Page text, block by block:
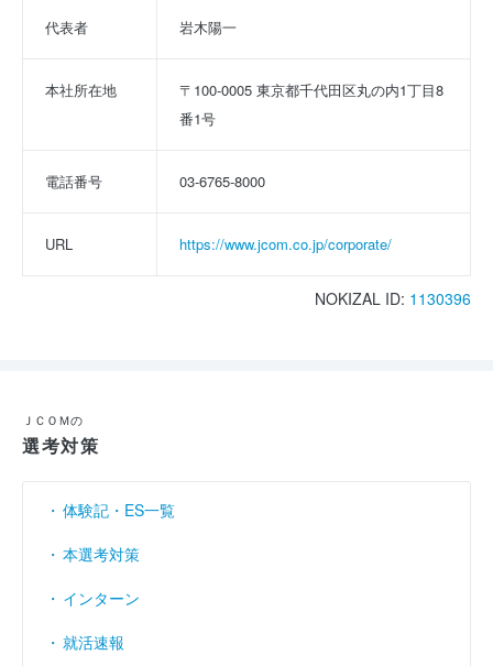
代表者 岩木陽一
本社所在地
〒100-0005 東京都千代田区丸の内1丁目8
番1号
電話番号 03-6765-8000
URL https://www.jcom.co.jp/corporate/
NOKIZAL ID: 1130396
ＪＣＯＭの
選考対策
体験記・ES一覧
本選考対策
インターン
就活速報